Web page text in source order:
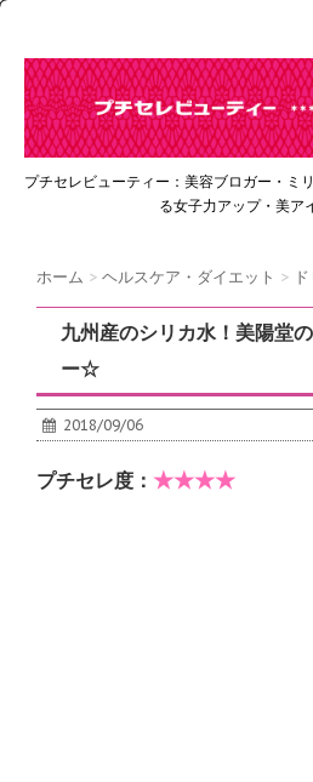
プチセレビューティー：美容ブロガー・ミ
る女子力アップ・美ア
ホーム > ヘルスケア・ダイエット >
九州産のシリカ水！美陽堂
ー☆
2018/09/06
プチセレ度： ★★★★